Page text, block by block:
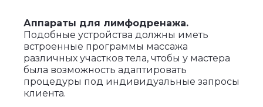
Аппараты для лимфодренажа.
Подобные устройства должны иметь
встроенные программы массажа
различных участков тела, чтобы у мастера
была возможность адаптировать
процедуры под индивидуальные запросы
клиента.